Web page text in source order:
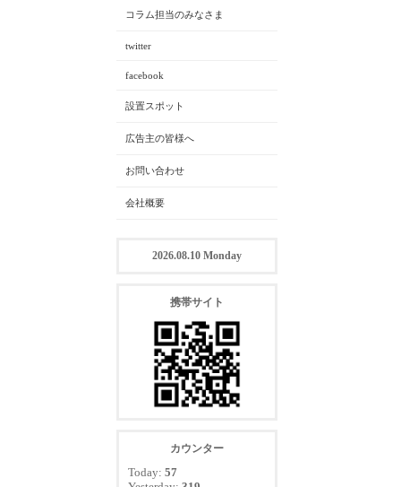
コラム担当のみなさま
twitter
facebook
設置スポット
広告主の皆様へ
お問い合わせ
会社概要
2026.08.10 Monday
携帯サイト
カウンター
Today: 57